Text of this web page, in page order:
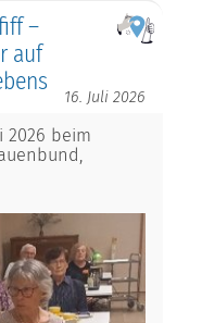
–
auf
16. Juli 2026
2026 beim